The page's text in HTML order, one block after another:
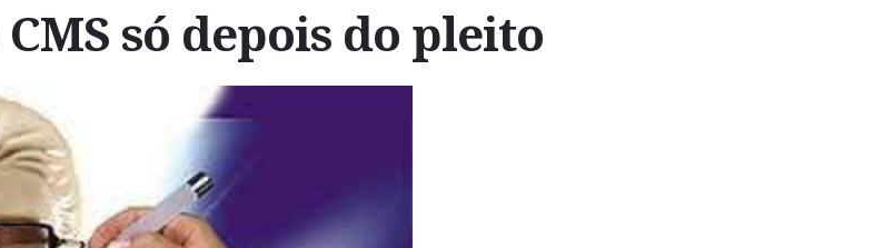
só depois do pleito